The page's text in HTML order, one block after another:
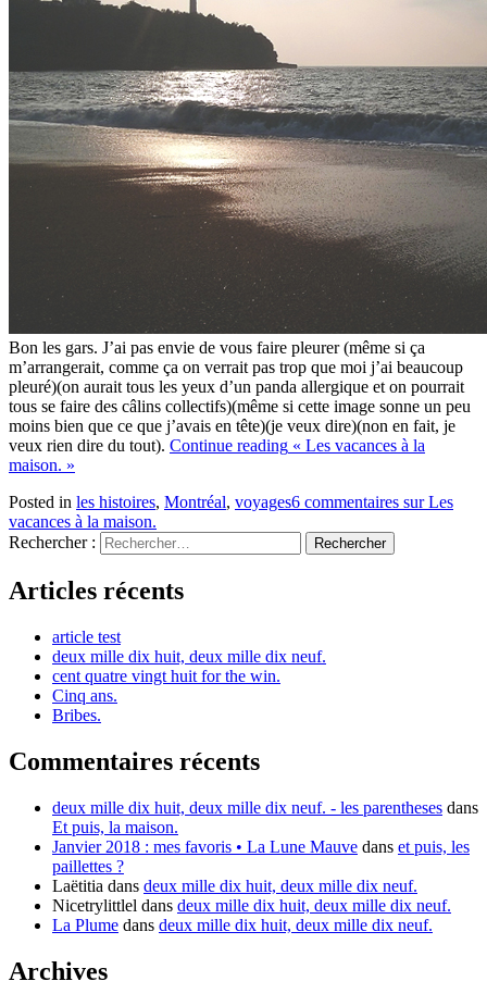
Bon les gars. J’ai pas envie de vous faire pleurer (même si ça
m’arrangerait, comme ça on verrait pas trop que moi j’ai beaucoup
pleuré)(on aurait tous les yeux d’un panda allergique et on pourrait
tous se faire des câlins collectifs)(même si cette image sonne un peu
moins bien que ce que j’avais en tête)(je veux dire)(non en fait, je
veux rien dire du tout). Continue reading « Les vacances à la
maison. »
Posted in les histoires, Montréal, voyages6 commentaires sur Les
vacances à la maison.
Rechercher :
Articles récents
article test
deux mille dix huit, deux mille dix neuf.
cent quatre vingt huit for the win.
Cinq ans.
Bribes.
Commentaires récents
deux mille dix huit, deux mille dix neuf. - les parentheses dans
Et puis, la maison.
Janvier 2018 : mes favoris • La Lune Mauve dans et puis, les
paillettes ?
Laëtitia dans deux mille dix huit, deux mille dix neuf.
Nicetrylittlel dans deux mille dix huit, deux mille dix neuf.
La Plume dans deux mille dix huit, deux mille dix neuf.
Archives